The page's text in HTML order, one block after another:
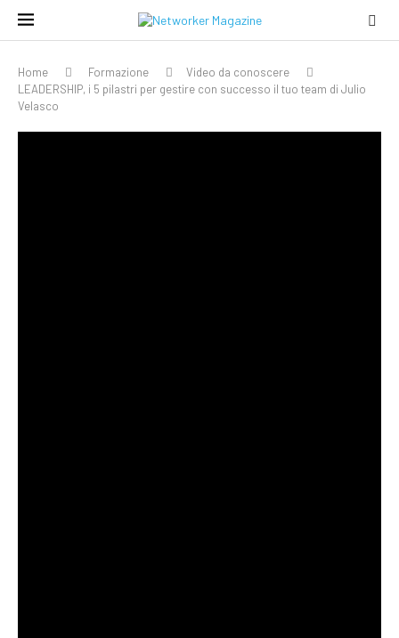
Home Formazione
Video da conoscere
LEADERSHIP, i 5 pilastri per gestire con successo il tuo team di Julio
Velasco